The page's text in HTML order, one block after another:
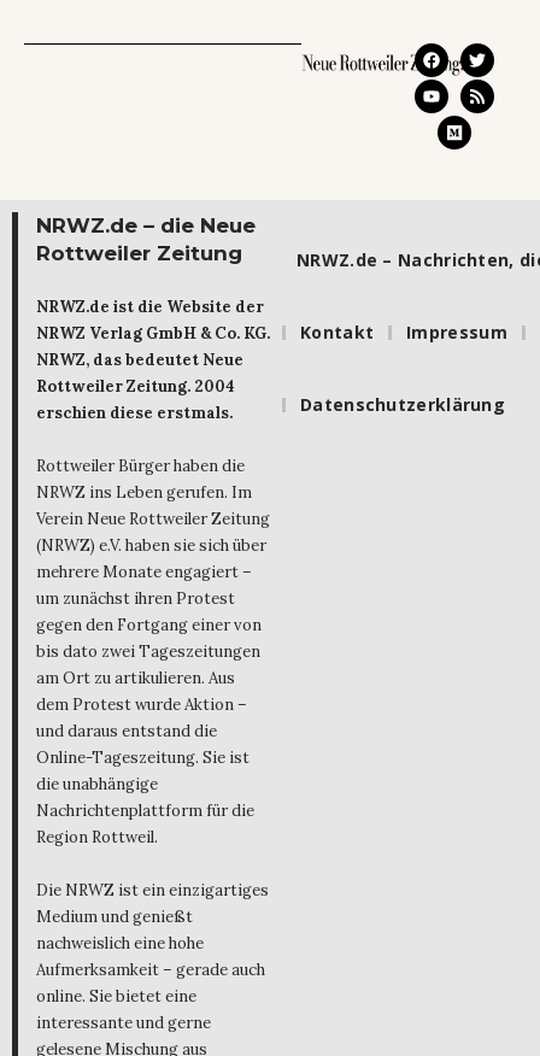
NRWZ.de – die Neue
Rottweiler Zeitung
NRWZ.de ist die Website der
NRWZ Verlag GmbH & Co. KG.
NRWZ, das bedeutet Neue
Rottweiler Zeitung. 2004
erschien diese erstmals.
Rottweiler Bürger haben die
NRWZ ins Leben gerufen. Im
Verein Neue Rottweiler Zeitung
(NRWZ) e.V. haben sie sich über
mehrere Monate engagiert –
um zunächst ihren Protest
gegen den Fortgang einer von
bis dato zwei Tageszeitungen
am Ort zu artikulieren. Aus
dem Protest wurde Aktion –
und daraus entstand die
Online-Tageszeitung. Sie ist
die unabhängige
Nachrichtenplattform für die
Region Rottweil.
Die NRWZ ist ein einzigartiges
Medium und genießt
nachweislich eine hohe
Aufmerksamkeit – gerade auch
online. Sie bietet eine
interessante und gerne
gelesene Mischung aus
NRWZ.de – Nachrichten,
Kontakt Impressum
Datenschutzerklärung